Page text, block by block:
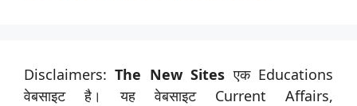
Disclaimers:The New Sites एक Educations
वेबसाइट है। यह वेबसाइट Current Affairs,